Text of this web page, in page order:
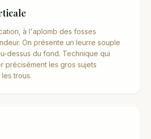
à l'aplomb des fosses
On présente un leurre souple
dessus du fond. Technique qui
précisément les gros sujets
trous.